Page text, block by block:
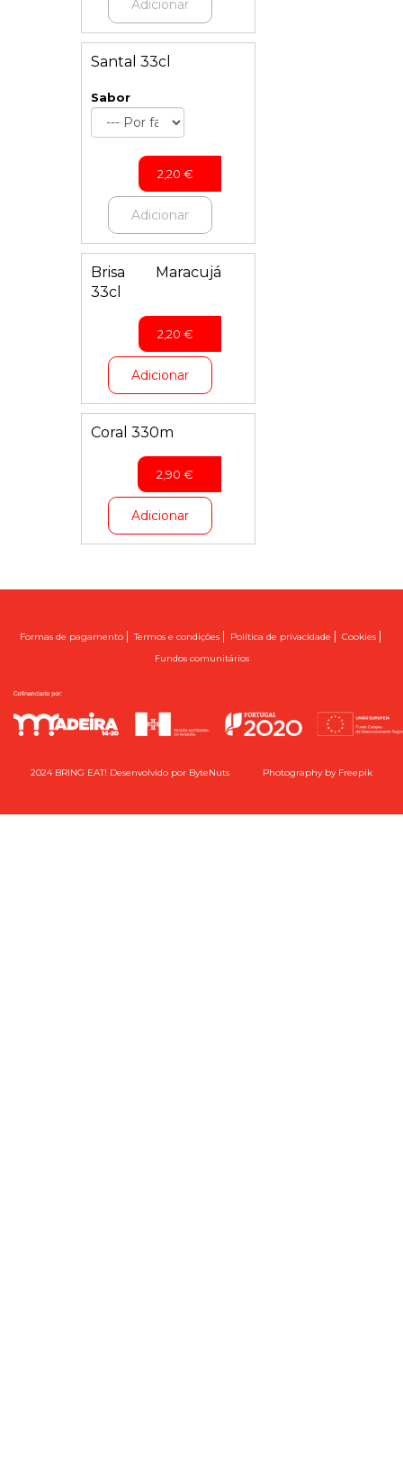
Adicionar
Santal 33cl
Sabor
2,20 €
Adicionar
Brisa Maracujá
33cl
2,20 €
Adicionar
Coral 330m
2,90 €
Adicionar
Formas de pagamento|Termos e condições| Política de privacidade | Cookies|
Fundos comunitários
2024 BRING EAT! Desenvolvido por ByteNuts Photography by Freepik